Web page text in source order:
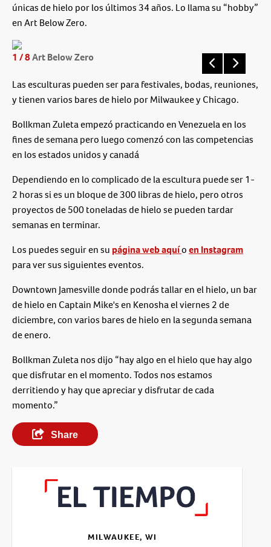
únicas de hielo por los últimos 34 años. Lo llama su “hobby”
en Art Below Zero.
1 / 8Art Below Zero
Las esculturas pueden ser para festivales, bodas, reuniones,
y tienen varios bares de hielo por Milwaukee y Chicago.
Bollkman Zuleta empezó practicando en Venezuela en los
fines de semana pero luego comenzó con las competencias
en los estados unidos y canadá
Dependiendo en lo complicado de la escultura puede ser 1-
2 horas si es un bloque de 300 libras de hielo, pero otros
proyectos de 500 toneladas de hielo se pueden tardar
semanas en terminar.
Los puedes seguir en su página web aquíoen Instagram
para ver sus siguientes eventos.
Downtown Jamesville donde podrás tallar en el hielo, un bar
de hielo en Captain Mike's en Kenosha el viernes 2 de
diciembre, con varios bares de hielo en la segunda semana
de enero.
Bollkman Zuleta nos dijo “hay algo en el hielo que hay algo
que disfrutar en el momento. Todos nos estamos
derritiendo y hay que apreciar y disfrutar de cada
momento.”
Share
MILWAUKEE, WI